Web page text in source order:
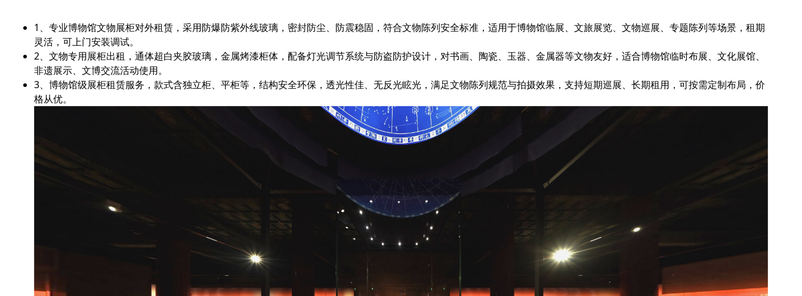
1、专业博物馆文物展柜对外租赁，采用防爆防紫外线玻璃，密封防尘、防震稳固，符合文物陈列安全标准，适用于博物馆临展、文旅展览、文物巡展、专题陈列等场景，租期
灵活，可上门安装调试。
2、文物专用展柜出租，通体超白夹胶玻璃，金属烤漆柜体，配备灯光调节系统与防盗防护设计，对书画、陶瓷、玉器、金属器等文物友好，适合博物馆临时布展、文化展馆、
非遗展示、文博交流活动使用。
3、博物馆级展柜租赁服务，款式含独立柜、平柜等，结构安全环保，透光性佳、无反光眩光，满足文物陈列规范与拍摄效果，支持短期巡展、长期租用，可按需定制布局，价
格从优。